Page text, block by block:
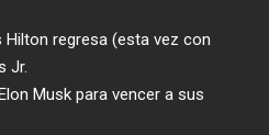
Hilton regresa (esta vez con
Jr.
Musk para vencer a sus